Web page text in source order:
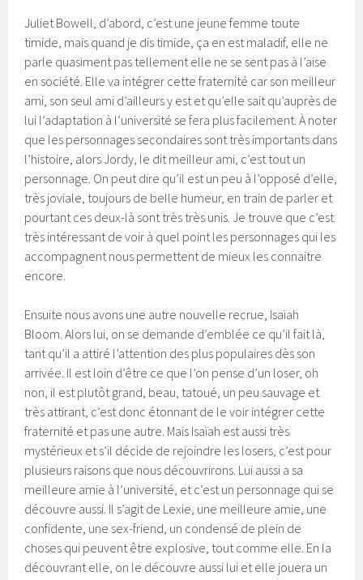
Juliet Bowell, d’abord, c’est une jeune femme toute
timide, mais quand je dis timide, ça en est maladif, elle ne
parle quasiment pas tellement elle ne se sent pas à l’aise
en société. Elle va intégrer cette fraternité car son meilleur
ami, son seul ami d’ailleurs y est et qu’elle sait qu’auprès de
lui l’adaptation à l’université se fera plus facilement. À noter
que les personnages secondaires sont très importants dans
l’histoire, alors Jordy, le dit meilleur ami, c’est tout un
personnage. On peut dire qu’il est un peu à l’opposé d’elle,
très joviale, toujours de belle humeur, en train de parler et
pourtant ces deux-là sont très très unis. Je trouve que c’est
très intéressant de voir à quel point les personnages qui les
accompagnent nous permettent de mieux les connaitre
encore.
Ensuite nous avons une autre nouvelle recrue, Isaïah
Bloom. Alors lui, on se demande d’emblée ce qu’il fait là,
tant qu’il a attiré l’attention des plus populaires dès son
arrivée. Il est loin d’être ce que l’on pense d’un loser, oh
non, il est plutôt grand, beau, tatoué, un peu sauvage et
très attirant, c’est donc étonnant de le voir intégrer cette
fraternité et pas une autre. Mais Isaïah est aussi très
mystérieux et s’il décide de rejoindre les losers, c’est pour
plusieurs raisons que nous découvrirons. Lui aussi a sa
meilleure amie à l’université, et c’est un personnage qui se
découvre aussi. Il s’agit de Lexie, une meilleure amie, une
confidente, une sex-friend, un condensé de plein de
choses qui peuvent être explosive, tout comme elle. En la
découvrant elle, on le découvre aussi lui et elle jouera un